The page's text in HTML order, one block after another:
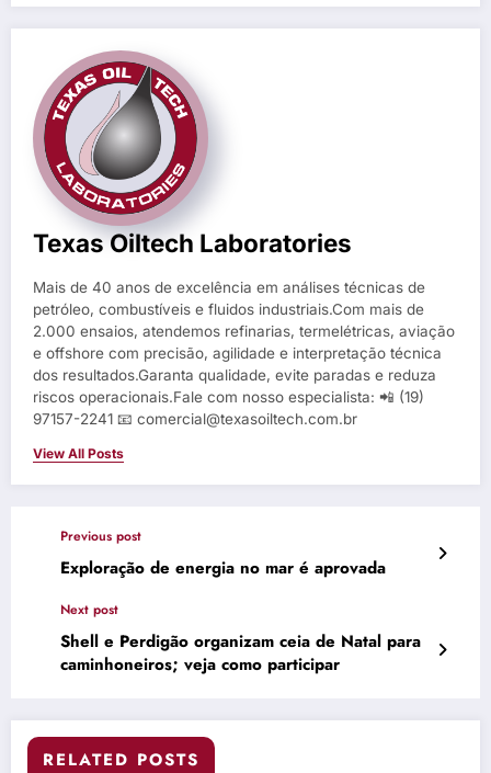
Texas Oiltech Laboratories
Mais de 40 anos de excelência em análises técnicas de
petróleo, combustíveis e fluidos industriais.Com mais de
2.000 ensaios, atendemos refinarias, termelétricas, aviação
e offshore com precisão, agilidade e interpretação técnica
dos resultados.Garanta qualidade, evite paradas e reduza
riscos operacionais.Fale com nosso especialista: 📲 (19)
97157-2241 📧 comercial@texasoiltech.com.br
View All Posts
Previous post
Exploração de energia no mar é aprovada
Next post
Shell e Perdigão organizam ceia de Natal para
caminhoneiros; veja como participar
RELATED POSTS